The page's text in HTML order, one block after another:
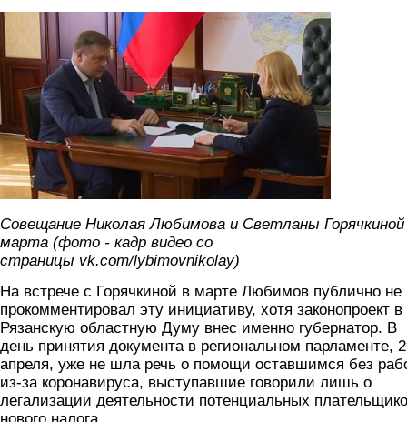
goryachkina.jpg
Совещание Николая Любимова и Светланы Горячкиной
марта (фото - кадр видео со
страницы vk.com/lybimovnikolay)
На встрече с Горячкиной в марте Любимов публично не
прокомментировал эту инициативу, хотя законопроект в
Рязанскую областную Думу внес именно губернатор. В
день принятия документа в региональном парламенте,
апреля, уже не шла речь о помощи оставшимся без
из-за коронавируса, выступавшие говорили лишь о
легализации деятельности потенциальных
нового налога.